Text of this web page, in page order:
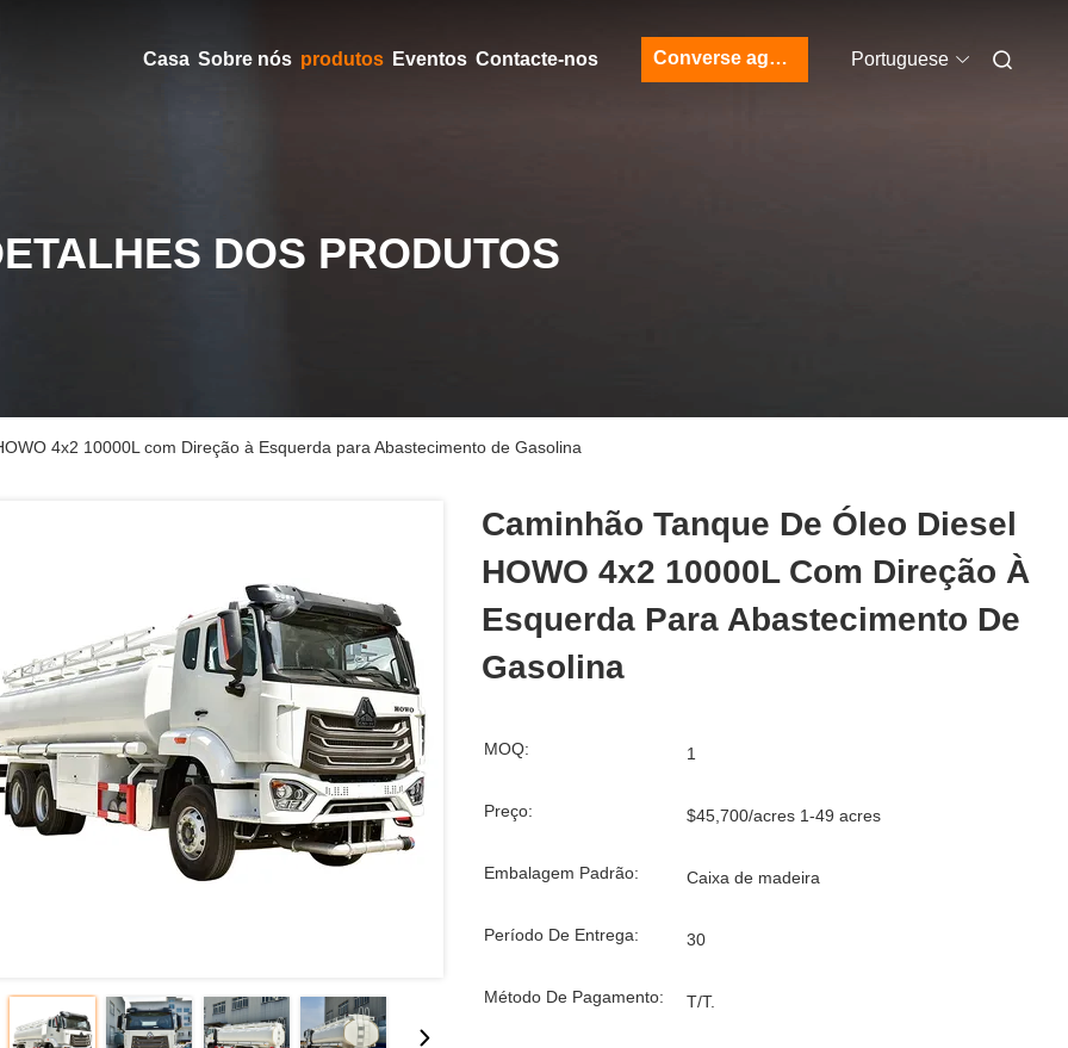
Casa Sobre nós produtos Eventos Contacte-nos Converse agora Portuguese
DOS PRODUTOS
4x2 10000L com Direção à Esquerda para Abastecimento de Gasolina
Caminhão Tanque De Óleo Diesel
HOWO 4x2 10000L Com Direção À
Esquerda Para Abastecimento De
Gasolina
MOQ: 1
Preço: $45,700/acres 1-49 acres
Embalagem Padrão: Caixa de madeira
Período De Entrega: 30
Método De Pagamento: T/T.